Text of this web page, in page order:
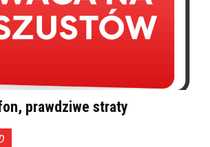
prawdziwe straty